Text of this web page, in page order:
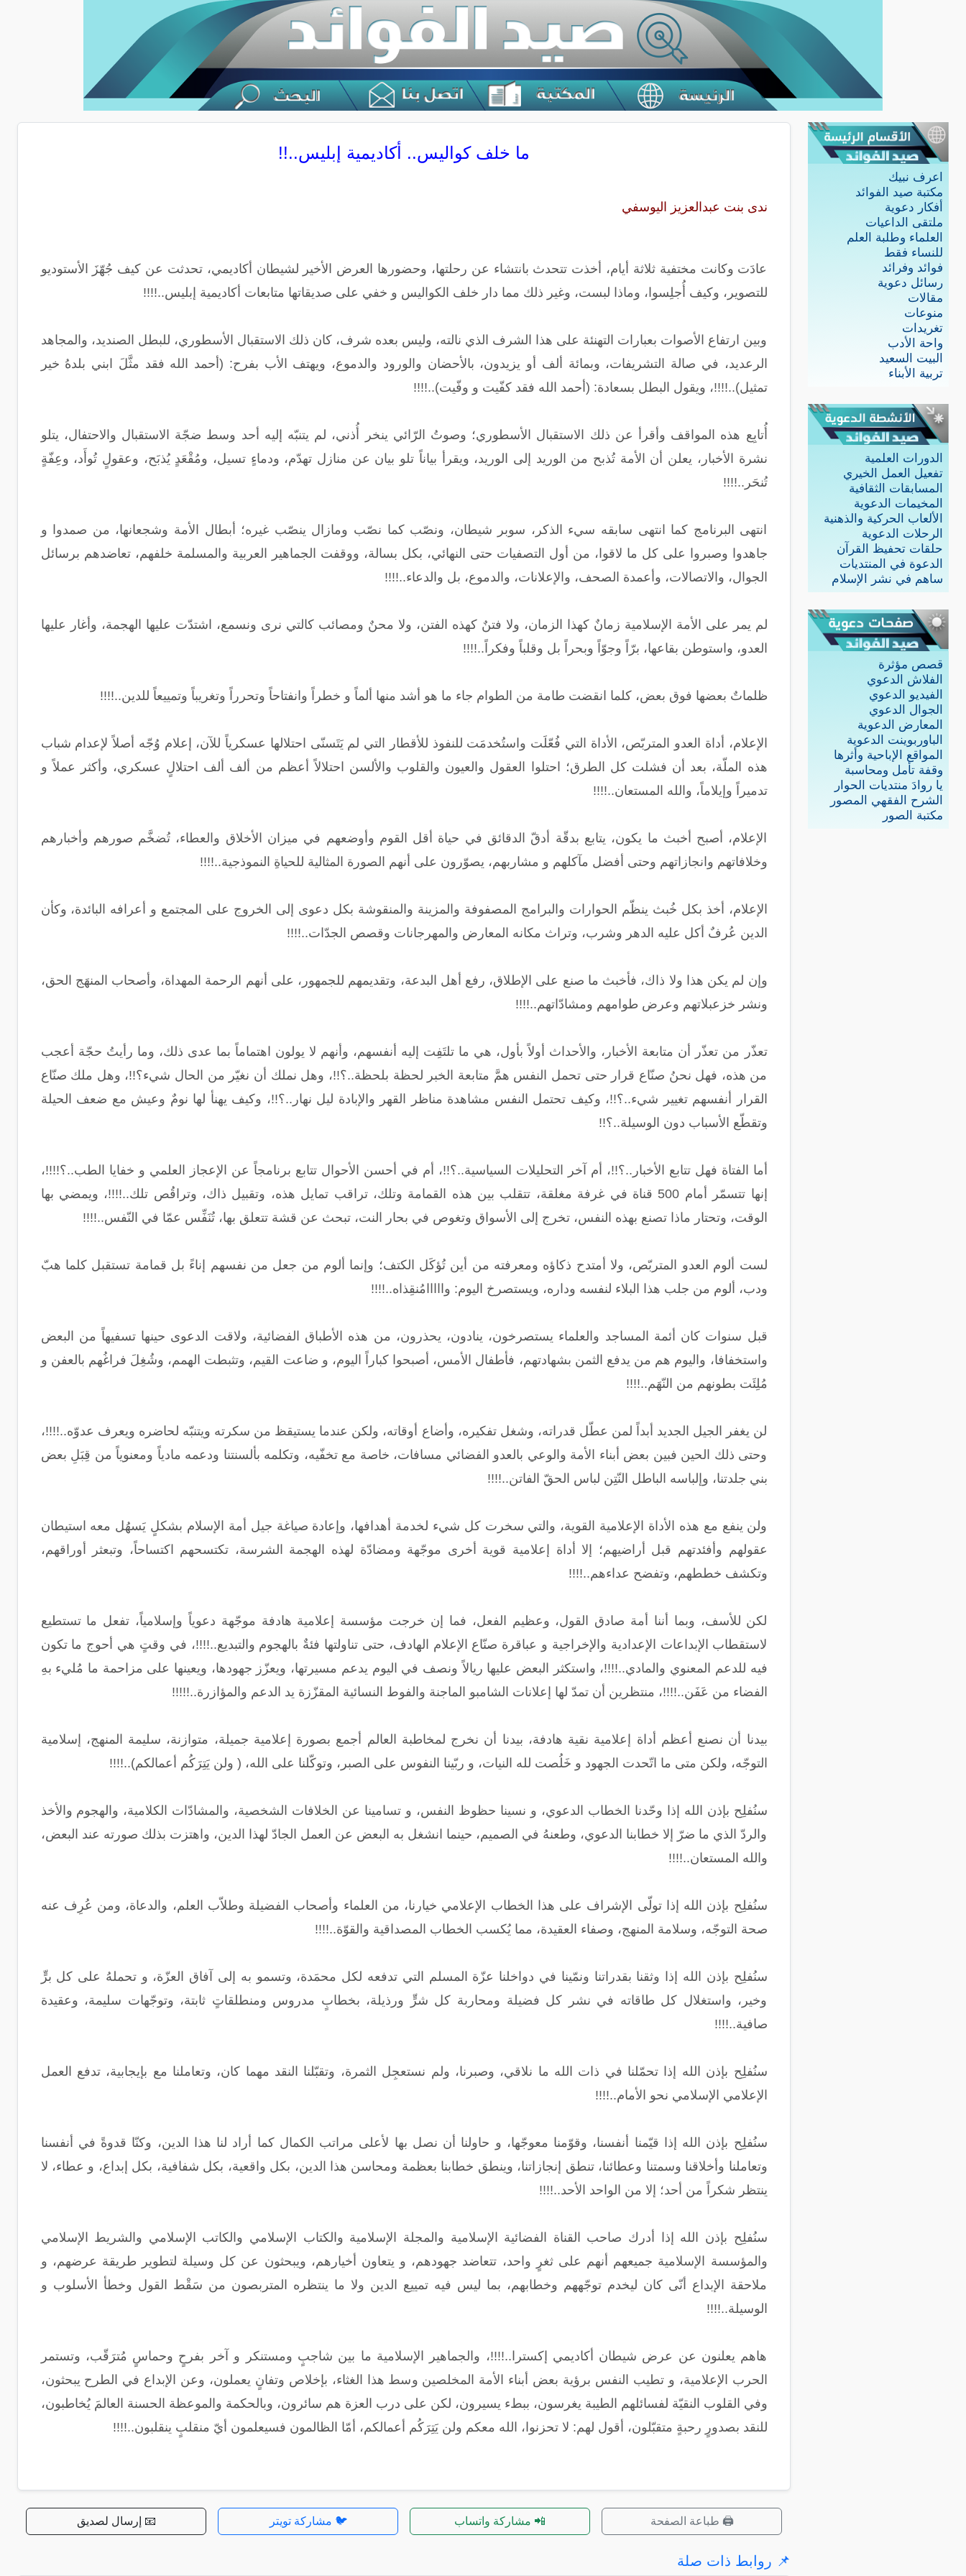
اعرف نبيك
مكتبة صيد الفوائد
أفكار دعوية
ملتقى الداعيات
العلماء وطلبة العلم
للنساء فقط
فوائد وفرائد
رسائل دعوية
مقالات
منوعات
تغريدات
واحة الأدب
البيت السعيد
تربية الأبناء
الدورات العلمية
تفعيل العمل الخيري
المسابقات الثقافية
المخيمات الدعوية
الألعاب الحركية والذهنية
الرحلات الدعوية
حلقات تحفيظ القرآن
الدعوة في المنتديات
ساهم في نشر الإسلام
قصص مؤثرة
الفلاش الدعوي
الفيديو الدعوي
الجوال الدعوي
المعارض الدعوية
الباوربوينت الدعوية
المواقع الإباحية وأثرها
وقفة تأمل ومحاسبة
يا روادَ منتديات الحوار
الشرح الفقهي المصور
مكتبة الصور
ما خلف كواليس.. أكاديمية إبليس..!!
ندى بنت عبدالعزيز اليوسفي
عادَت وكانت مختفية ثلاثة أيام، أخذت تتحدث بانتشاء عن رحلتها، وحضورها العرض الأخير لشيطان أكاديمي، تحدثت عن كيف جُهّزَ الأستوديو
للتصوير، وكيف أُجلِسوا، وماذا لبست، وغير ذلك مما دار خلف الكواليس و خفي على صديقاتها متابعات أكاديمية إبليس..!!!!
وبين ارتفاع الأصوات بعبارات التهنئة على هذا الشرف الذي نالته، وليس بعده شرف، كان ذلك الاستقبال الأسطوري، للبطل الصنديد، والمجاهد
الرعديد، في صالة التشريفات، وبمائة ألف أو يزيدون، بالأحضان والورود والدموع، ويهتف الأب بفرح: (أحمد الله فقد مثَّلَ ابني بلدهُ خير
تمثيل)..!!!!، ويقول البطل بسعادة: (أحمد الله فقد كفّيت و وفّيت)..!!!!
أُتابِع هذه المواقف وأقرأ عن ذلك الاستقبال الأسطوري؛ وصوتُ الرّائي ينخر أُذني، لم يتنبّه إليه أحد وسط ضجّة الاستقبال والاحتفال، يتلو
نشرة الأخبار، يعلن أن الأمة تُذبح من الوريد إلى الوريد، ويقرأ بياناً تلو بيان عن منازل تهدّم، ودماءٍ تسيل، ومُقْعَدٍ يُذبَح، وعقولٍ تُوأَد، وعِفّةٍ
تُنحَر..!!!!
انتهى البرنامج كما انتهى سابقه سيء الذكر، سوبر شيطان، ونصّب كما نصّب ومازال ينصّب غيره؛ أبطال الأمة وشجعانها، من صمدوا و
جاهدوا وصبروا على كل ما لاقوا، من أول التصفيات حتى النهائي، بكل بسالة، ووقفت الجماهير العربية والمسلمة خلفهم، تعاضدهم برسائل
الجوال، والاتصالات، وأعمدة الصحف، والإعلانات، والدموع، بل والدعاء..!!!!
لم يمر على الأمة الإسلامية زمانٌ كهذا الزمان، ولا فتنٌ كهذه الفتن، ولا محنٌ ومصائب كالتي نرى ونسمع، اشتدّت عليها الهجمة، وأغار عليها
العدو، واستوطن بقاعها، برّاً وجوّاً وبحراً بل وقلباً وفكراً..!!!!
ظلماتٌ بعضها فوق بعض، كلما انقضت طامة من الطوام جاء ما هو أشد منها ألماً و خطراً وانفتاحاً وتحرراً وتغريباً وتمييعاً للدين..!!!!
الإعلام، أداة العدو المتربّص، الأداة التي فُعّلَت واستُخدمَت للنفوذ للأقطار التي لم يَتَسنّى احتلالها عسكرياً للآن، إعلام وُجّه أصلاً لإعدام شباب
هذه الملّة، بعد أن فشلت كل الطرق؛ احتلوا العقول والعيون والقلوب والألسن احتلالاً أعظم من ألف ألف احتلالٍ عسكري، وأكثر عملاً و
تدميراً وإيلاماً، والله المستعان..!!!!
الإعلام، أصبح أخبث ما يكون، يتابع بدقّة أدقّ الدقائق في حياة أقل القوم وأوضعهم في ميزان الأخلاق والعطاء، تُضخَّم صورهم وأخبارهم
وخلافاتهم وانجازاتهم وحتى أفضل مآكلهم و مشاربهم، يصوّرون على أنهم الصورة المثالية للحياةِ النموذجية..!!!!
الإعلام، أخذ بكل خُبث ينظّم الحوارات والبرامج المصفوفة والمزينة والمنقوشة بكل دعوى إلى الخروج على المجتمع و أعرافه البائدة، وكأن
الدين عُرفٌ أكل عليه الدهر وشرب، وتراث مكانه المعارض والمهرجانات وقصص الجدّات..!!!!
وإن لم يكن هذا ولا ذاك، فأخبث ما صنع على الإطلاق، رفع أهل البدعة، وتقديمهم للجمهور، على أنهم الرحمة المهداة، وأصحاب المنهَج الحق،
ونشر خزعبلاتهم وعرض طوامهم ومشادّاتهم..!!!!
تعذّر من تعذّر أن متابعة الأخبار، والأحداث أولاً بأول، هي ما تلتَفِت إليه أنفسهم، وأنهم لا يولون اهتماماً بما عدى ذلك، وما رأيتُ حجّة أعجب
من هذه، فهل نحنُ صنّاع قرار حتى تحمل النفس همَّ متابعة الخبر لحظة بلحظة..؟!!، وهل نملك أن نغيّر من الحال شيء؟!!، وهل ملك صنّاع
القرار أنفسهم تغيير شيء..؟!!، وكيف تحتمل النفس مشاهدة مناظر القهر والإبادة ليل نهار..؟!!، وكيف يهنأ لها نومٌ وعيش مع ضعف الحيلة
وتقطّع الأسباب دون الوسيلة..؟!!
أما الفتاة فهل تتابع الأخبار..؟!!، أم آخر التحليلات السياسية..؟!!، أم في أحسن الأحوال تتابع برنامجاً عن الإعجاز العلمي و خفايا الطب..؟!!!!،
إنها تتسمّر أمام 500 قناة في غرفة مغلقة، تتقلب بين هذه القمامة وتلك، تراقب تمايل هذه، وتقبيل ذاك، وتراقُص تلك..!!!!، ويمضي بها
الوقت، وتحتار ماذا تصنع بهذه النفس، تخرج إلى الأسواق وتغوص في بحار النت، تبحث عن قشة تتعلق بها، تُنَفِّس عمّا في النّفس..!!!!
لست ألوم العدو المتربّص، ولا أمتدح ذكاؤه ومعرفته من أين تُؤكَل الكتف؛ وإنما ألوم من جعل من نفسهم إناءً بل قمامة تستقبل كلما هبّ
ودب، ألوم من جلب هذا البلاء لنفسه وداره، ويستصرخ اليوم: وااااامُنقِذاه..!!!!
قبل سنوات كان أئمة المساجد والعلماء يستصرخون، ينادون، يحذرون، من هذه الأطباق الفضائية، ولاقت الدعوى حينها تسفيهاً من البعض
واستخفافا، واليوم هم من يدفع الثمن بشهادتهم، فأطفال الأمس، أصبحوا كباراً اليوم، و ضاعت القيم، وتثبطت الهمم، وشُغِلَ فراغُهم بالعفن و
مُلِئَت بطونهم من النّهَم..!!!!
لن يغفر الجيل الجديد أبداً لمن عطّل قدراته، وشغل تفكيره، وأضاع أوقاته، ولكن عندما يستيقظ من سكرته ويتنبّه لحاضره ويعرف عدوّه..!!!!،
وحتى ذلك الحين فبين بعض أبناء الأمة والوعي بالعدو الفضائي مسافات، خاصة مع تخفّيه، وتكلمه بألسنتنا ودعمه مادياً ومعنوياً من قِبَلِ بعض
بني جلدتنا، وإلباسه الباطل النّتِن لباس الحقّ الفاتن..!!!!
ولن ينفع مع هذه الأداة الإعلامية القوية، والتي سخرت كل شيء لخدمة أهدافها، وإعادة صياغة جيل أمة الإسلام بشكلٍ يَسهُل معه استيطان
عقولهم وأفئدتهم قبل أراضيهم؛ إلا أداة إعلامية قوية أخرى موجّهة ومضادّة لهذه الهجمة الشرسة، تكتسحهم اكتساحاً، وتبعثر أوراقهم،
وتكشف خططهم، وتفضح عداءهم..!!!!
لكن للأسف، وبما أننا أمة صادق القول، وعظيم الفعل، فما إن خرجت مؤسسة إعلامية هادفة موجّهة دعوياً وإسلامياً، تفعل ما تستطيع
لاستقطاب الإبداعات الإعدادية والإخراجية و عباقرة صنّاع الإعلام الهادف، حتى تناولتها فئةٌ بالهجوم والتبديع..!!!!، في وقتٍ هي أحوج ما تكون
فيه للدعم المعنوي والمادي..!!!!، واستكثر البعض عليها ريالاً ونصف في اليوم يدعم مسيرتها، ويعزّز جهودها، ويعينها على مزاحمة ما مُليء بهِ
الفضاء من عَفَن..!!!!، منتظرين أن تمدّ لها إعلانات الشامبو الماجنة والفوط النسائية المقزّزة يد الدعم والمؤازرة..!!!!!
بيدنا أن نصنع أعظم أداة إعلامية نقية هادفة، بيدنا أن نخرج لمخاطبة العالم أجمع بصورة إعلامية جميلة، متوازنة، سليمة المنهج، إسلامية
التوجّه، ولكن متى ما اتّحدت الجهود و خَلُصت لله النيات، و ربّينا النفوس على الصبر، وتوكّلنا على الله، ( ولن يَتِرَكُم أعمالكم)..!!!!
سنُفلِح بإذن الله إذا وحّدنا الخطاب الدعوي، و نسينا حظوظ النفس، و تسامينا عن الخلافات الشخصية، والمشادّات الكلامية، والهجوم والأخذ
والردّ الذي ما ضرّ إلا خطابنا الدعوي، وطعنهُ في الصميم، حينما انشغل به البعض عن العمل الجادّ لهذا الدين، واهتزت بذلك صورته عند البعض،
والله المستعان..!!!!
سنُفلِح بإذن الله إذا تولّى الإشراف على هذا الخطاب الإعلامي خيارنا، من العلماء وأصحاب الفضيلة وطلاّب العلم، والدعاة، ومن عُرِف عنه
صحة التوجّه، وسلامة المنهج، وصفاء العقيدة، مما يُكسب الخطاب المصداقية والقوّة..!!!!
سنُفلِح بإذن الله إذا وثقنا بقدراتنا ونمّينا في دواخلنا عزّة المسلم التي تدفعه لكل محمَدة، وتسمو به إلى آفاق العزّة، و تحملهُ على كل برٍّ
وخير، واستغلال كل طاقاته في نشر كل فضيلة ومحاربة كل شرٍّ ورذيلة، بخطابٍ مدروس ومنطلقاتٍ ثابتة، وتوجّهات سليمة، وعقيدة
صافية..!!!!
سنُفلِح بإذن الله إذا تحمّلنا في ذات الله ما نلاقي، وصبرنا، ولم نستعجِل الثمرة، وتقبّلنا النقد مهما كان، وتعاملنا مع بإيجابية، تدفع العمل
الإعلامي الإسلامي نحو الأمام..!!!!
سنُفلِح بإذن الله إذا قيّمنا أنفسنا، وقوّمنا معوجّها، و حاولنا أن نصل بها لأعلى مراتب الكمال كما أراد لنا هذا الدين، وكنّا قدوةً في أنفسنا
وتعاملنا وأخلاقنا وسمتنا وعطائنا، تنطق إنجازاتنا، وينطق خطابنا بعظمة ومحاسن هذا الدين، بكل واقعية، بكل شفافية، بكل إبداع، و عطاء، لا
ينتظر شكراً من أحد؛ إلا من الواحد الأحد..!!!!
سنُفلِح بإذن الله إذا أدرك صاحب القناة الفضائية الإسلامية والمجلة الإسلامية والكتاب الإسلامي والكاتب الإسلامي والشريط الإسلامي
والمؤسسة الإسلامية جميعهم أنهم على ثغرٍ واحد، تتعاضد جهودهم، و يتعاون أخيارهم، ويبحثون عن كل وسيلة لتطوير طريقة عرضهم، و
ملاحقة الإبداع أنّى كان ليخدم توجّههم وخطابهم، بما ليس فيه تمييع الدين ولا ما ينتظره المتربصون من سَقْط القول وخطأ الأسلوب و
الوسيلة..!!!!
هاهم يعلنون عن عرض شيطان أكاديمي إكسترا..!!!!، والجماهير الإسلامية ما بين شاجبٍ ومستنكر و آخر بفرحٍ وحماسٍ مُترَقّب، وتستمر
الحرب الإعلامية، و تطيب النفس برؤية بعض أبناء الأمة المخلصين وسط هذا الغثاء، بإخلاص وتفانٍ يعملون، وعن الإبداع في الطرح يبحثون،
وفي القلوب النقيّة لفسائلهم الطيبة يغرسون، ببطء يسيرون، لكن على درب العزة هم سائرون، وبالحكمة والموعظة الحسنة العالمَ يُخاطبون،
للنقد بصدورٍ رحبةٍ متقبّلون، أقول لهم: لا تحزنوا، الله معكم ولن يَتِرَكُم أعمالكم، أمّا الظالمون فسيعلمون أيّ منقلبٍ ينقلبون..!!!!
🖨️ طباعة الصفحة 📲 مشاركة واتساب 🐦 مشاركة تويتر 📧 إرسال لصديق
📌 روابط ذات صلة